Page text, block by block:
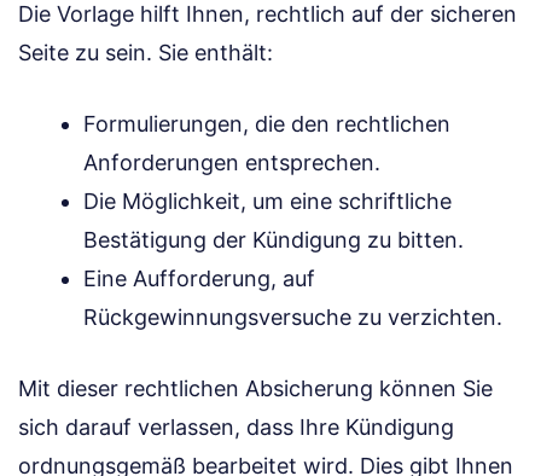
Die Vorlage hilft Ihnen, rechtlich auf der sicheren
Seite zu sein. Sie enthält:
Formulierungen, die den rechtlichen
Anforderungen entsprechen.
Die Möglichkeit, um eine schriftliche
Bestätigung der Kündigung zu bitten.
Eine Aufforderung, auf
Rückgewinnungsversuche zu verzichten.
Mit dieser rechtlichen Absicherung können Sie
sich darauf verlassen, dass Ihre Kündigung
ordnungsgemäß bearbeitet wird. Dies gibt Ihnen